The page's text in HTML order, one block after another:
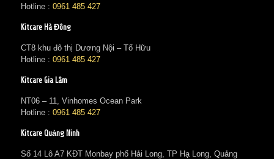
Hotline : 0961 485 427
Kitcare Hà Đông
CT8 khu đô thị Dương Nội – Tố Hữu
Hotline : 0961 485 427
Kitcare Gia Lâm
NT06 – 11, Vinhomes Ocean Park
Hotline : 0961 485 427
Kitcare Quảng Ninh
Số 14 Lô A7 KĐT Monbay phố Hải Long, TP Hạ Long, Quảng